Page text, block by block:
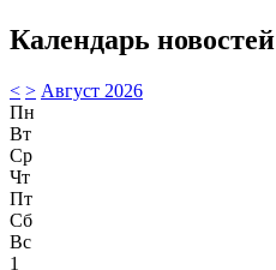
Календарь новостей
< > Август 2026
Пн
Вт
Ср
Чт
Пт
Сб
Вс
1